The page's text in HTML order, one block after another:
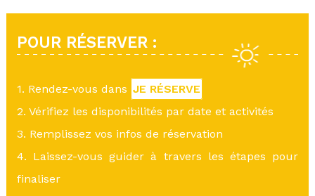
POUR RÉSERVER :
1. Rendez-vous dans JE RÉSERVE
2. Vérifiez les disponibilités par date et activités
3. Remplissez vos infos de réservation
4. Laissez-vous guider à travers les étapes pour
finaliser